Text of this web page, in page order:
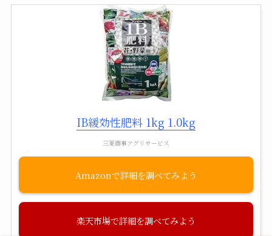
IB緩効性肥料 1kg 1.0kg
三菱商事アグリサービス
Amazon
楽天市場